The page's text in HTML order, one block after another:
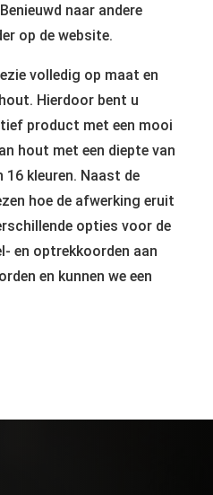
naar andere
op de website.
volledig op maat en
Hierdoor bent u
product met een mooi
hout met een diepte van
16 kleuren. Naast de
hoe de afwerking eruit
opties voor de
en optrekkoorden aan
en kunnen we een